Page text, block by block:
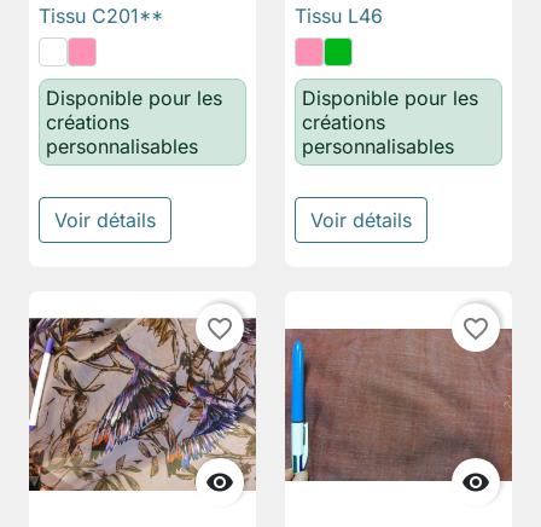
Tissu C201**
Disponible pour les
créations
personnalisables
Voir détails
Tissu L46
Disponible pour les
créations
personnalisables
Voir détails

favorite_border

favorite_border